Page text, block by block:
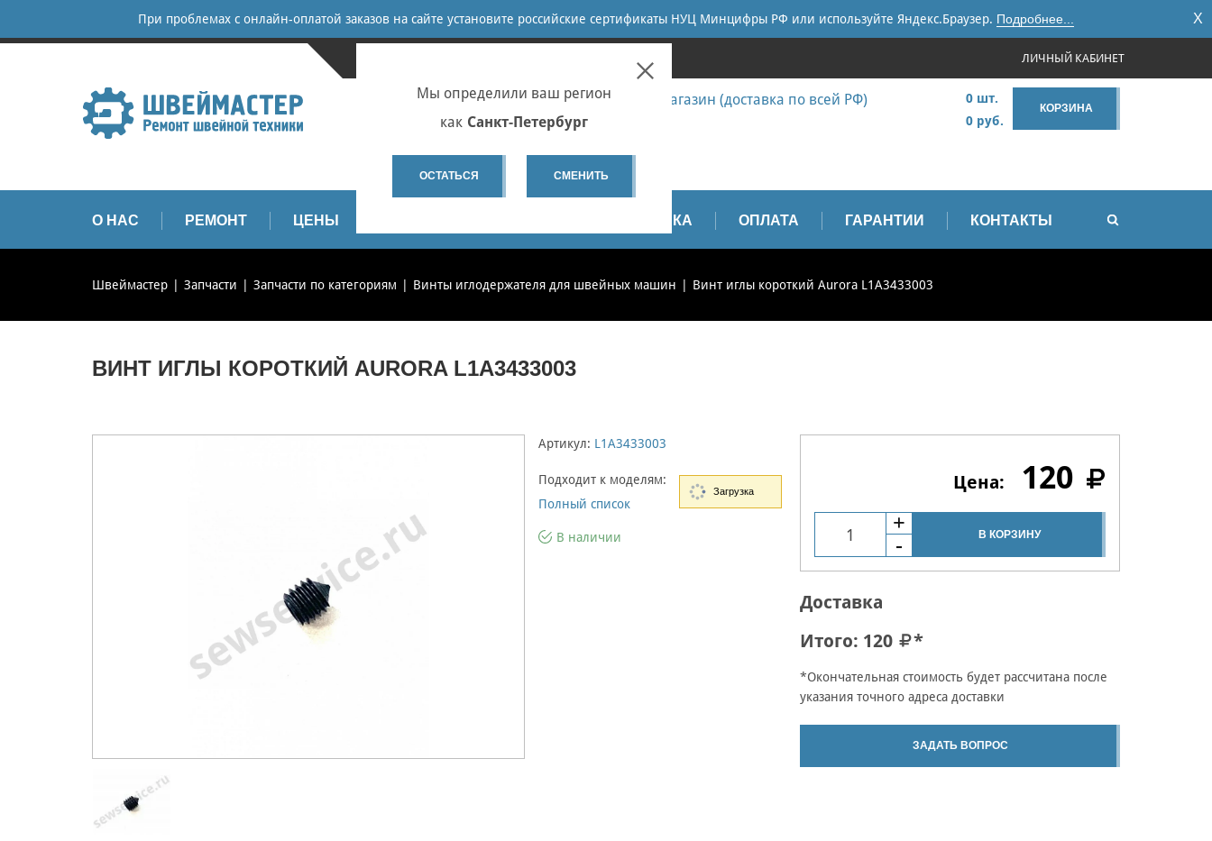
При проблемах с онлайн-оплатой заказов на сайте установите российские сертификаты НУЦ Минцифры РФ или используйте Яндекс.Браузер. Подробнее... X
Мы определили ваш регион
как Санкт-Петербург
ОСТАТЬСЯ СМЕНИТЬ
ЛИЧНЫЙ КАБИНЕТ
+7 (812) 655-67-58 Запчасти - интернет-магазин (доставка по всей РФ)
+7 (812) 655-67-37 Ремонт
infospb@sewservice.ru
КОРЗИНА
0 шт.
0 руб.
О НАС РЕМОНТ ЦЕНЫ ДОСТАВКА ОПЛАТА ГАРАНТИИ КОНТАКТЫ
Швеймастер Запчасти Запчасти по категориям Винты иглодержателя для швейных машин Винт иглы короткий Aurora L1A3433003
ВИНТ ИГЛЫ КОРОТКИЙ AURORA L1A3433003
Артикул: L1A3433003
Подходит к моделям:
Полный список
В наличии
120
В КОРЗИНУ
Доставка
Итого: 120 *
*Окончательная стоимость будет рассчитана после
указания точного адреса доставки
ЗАДАТЬ ВОПРОС
Загрузка